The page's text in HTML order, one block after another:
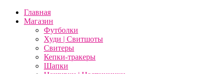
Главная
Магазин
Футболки
Худи | Свитшоты
Свитеры
Кепки-тракеры
Шапки